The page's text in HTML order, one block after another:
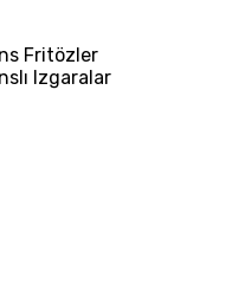
Fritözler
Izgaralar